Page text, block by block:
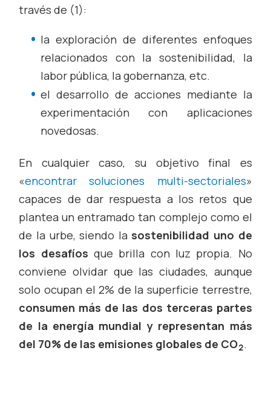
través de (1):
la exploración de diferentes enfoques
relacionados con la sostenibilidad, la
labor pública, la gobernanza, etc.
el desarrollo de acciones mediante la
experimentación con aplicaciones
novedosas.
En cualquier caso, su objetivo final es
«encontrar soluciones multi-sectoriales»
capaces de dar respuesta a los retos que
plantea un entramado tan complejo como el
de la urbe, siendo la sostenibilidad uno de
los desafíos que brilla con luz propia. No
conviene olvidar que las ciudades, aunque
solo ocupan el 2% de la superficie terrestre,
consumen más de las dos terceras partes
de la energía mundial y representan más
del 70% de las emisiones globales de CO2.